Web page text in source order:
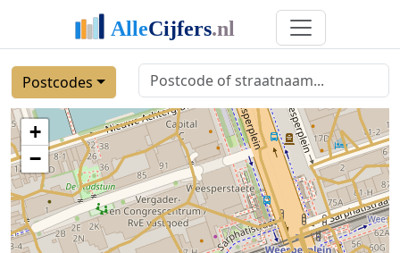
Postcodes
+
−